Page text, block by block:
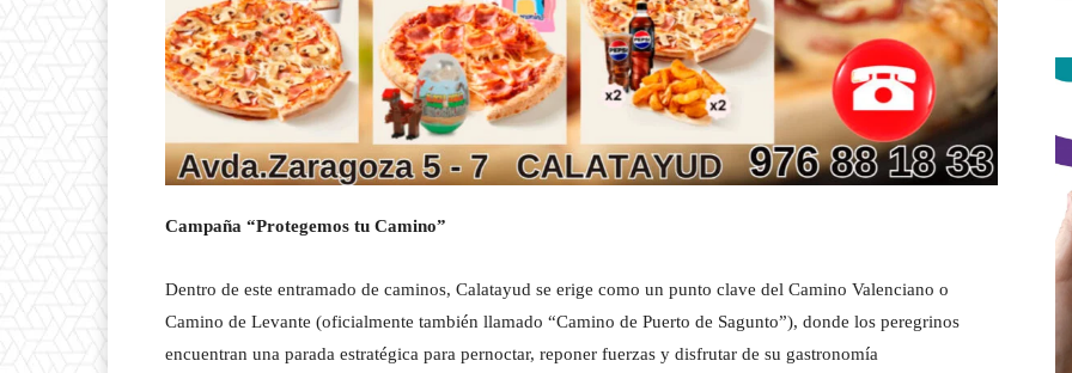
Campaña “Protegemos tu Camino”
Dentro de este entramado de caminos, Calatayud se erige como un punto clave del Camino Valenciano o
Camino de Levante (oficialmente también llamado “Camino de Puerto de Sagunto”), donde los peregrinos
encuentran una parada estratégica para pernoctar, reponer fuerzas y disfrutar de su gastronomía